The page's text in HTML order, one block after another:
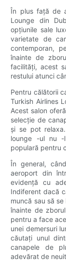
În plus față de
Lounge din
opțiunile sale
varietate de
contemporan,
înainte de
facilități, acest
restului atunci
Pentru călătorii
Turkish Airlines
Acest salon
selecție de
și se pot
lounge -ul nu -
populară pentru
În general,
aeroport din
evidență cu
Indiferent dacă
muncă sau să
înainte de
pentru a face
unei demersuri
căutați unul
canapele de
adevărat de